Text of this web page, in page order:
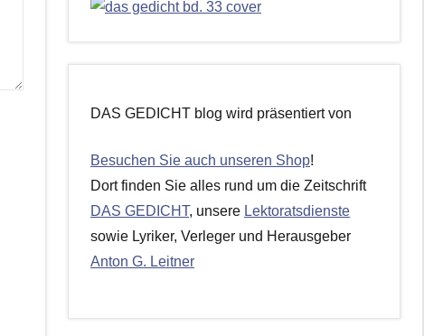
DAS GEDICHT blog wird präsentiert von
Besuchen Sie auch unseren Shop!
Dort finden Sie alles rund um die Zeitschrift
DAS GEDICHT, unsere Lektoratsdienste
sowie Lyriker, Verleger und Herausgeber
Anton G. Leitner